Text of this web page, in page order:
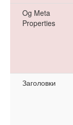
Og Meta
Properties
Заголовки